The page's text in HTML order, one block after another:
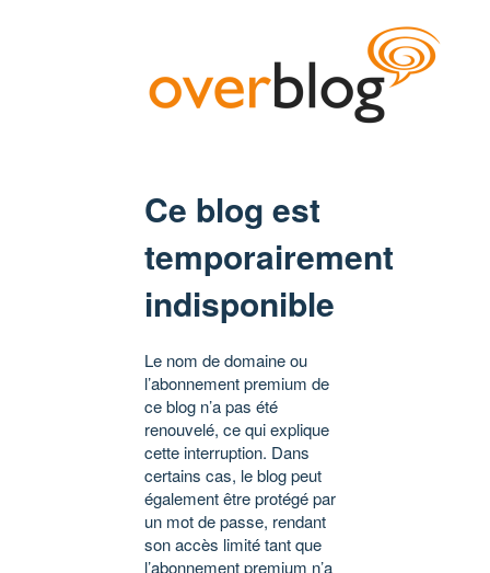
Ce blog est
temporairement
indisponible
Le nom de domaine ou
l’abonnement premium de
ce blog n’a pas été
renouvelé, ce qui explique
cette interruption. Dans
certains cas, le blog peut
également être protégé par
un mot de passe, rendant
son accès limité tant que
l’abonnement premium n’a